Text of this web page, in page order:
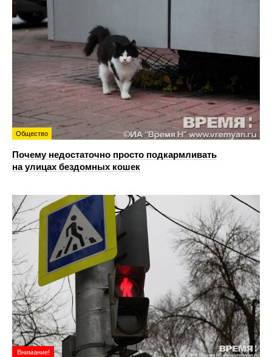
Общество
Почему недостаточно просто подкармливать
на улицах бездомных кошек
Внимание!